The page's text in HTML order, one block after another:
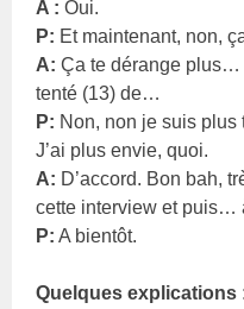
A : Oui.
P: Et maintenant, non,
A: Ça te dérange
tenté (13) de…
P: Non, non je suis
J’ai plus envie, quoi.
A: D’accord. Bon bah,
cette interview et puis…
P: A bientôt.
Quelques explications